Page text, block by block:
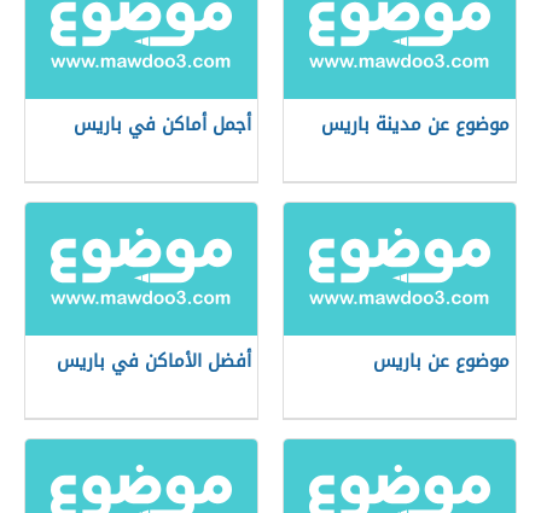
موضوع عن مدينة باريس أجمل أماكن في باريس
موضوع عن باريس أفضل الأماكن في باريس